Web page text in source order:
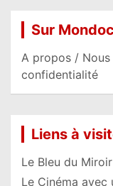
Sur
A propos /
confidentialité
Liens à
Le Bleu du Miroir
Le Cinéma avec